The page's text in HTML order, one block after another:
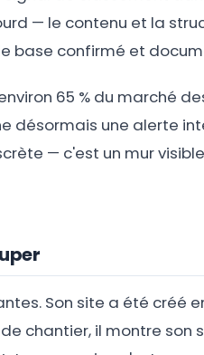
— le contenu et la
base confirmé et
65 % du marché
désormais une alerte
— c'est un mur
Son site a été créé
chantier, il montre son